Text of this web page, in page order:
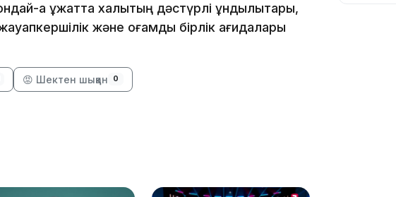
ақ құжатта халықтың дәстүрлі құндылықтары,
және қоғамдық бірлік қағидалары
😡 Шектен шыққан 0